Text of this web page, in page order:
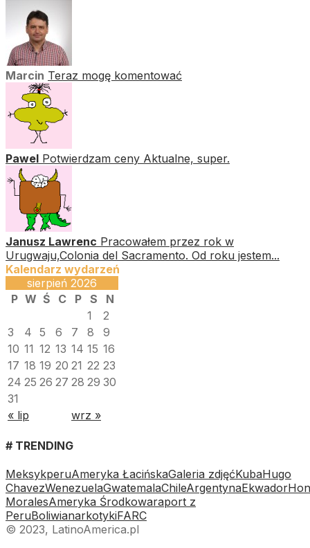
Marcin Teraz mogę komentować
Pawel Potwierdzam ceny Aktualne, super.
Janusz Lawrenc Pracowałem przez rok w
Urugwaju,Colonia del Sacramento. Od roku jestem...
Kalendarz wydarzeń
sierpień 2026
P W Ś C P S
N
1
2
3
4 5 6 7 8
9
10 11 12 13 14 15 16
17 18 19 20 21 22 23
24 25 26 27 28 29 30
31
« lip
wrz »
# TRENDING
MeksykperuAmeryka ŁacińskaGaleria zdjęćKubaHugo
ChavezWenezuelaGwatemalaChileArgentynaEkwador
MoralesAmeryka Środkowaraport z
PeruBoliwianarkotykiFARC
© 2023, LatinoAmerica.pl